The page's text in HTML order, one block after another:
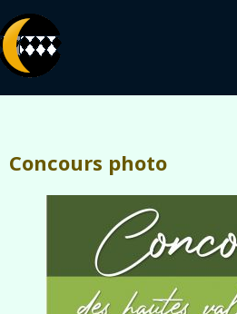
Concours photo